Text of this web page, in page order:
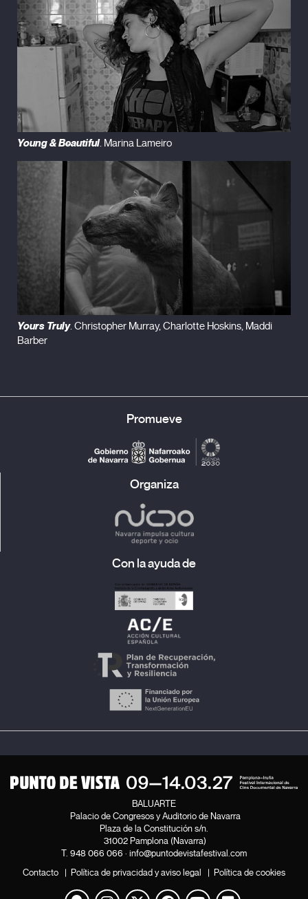
Young & Beautiful. Marina Lameiro
Yours Truly. Christopher Murray, Charlotte Hoskins, Maddi
Barber
Promueve
Organiza
Con la ayuda de
BALUARTE
Palacio de Congresos y Auditorio de Navarra
Plaza de la Constitución s/n.
31002 Pamplona (Navarra)
T. 948 066 066 · info@puntodevistafestival.com
Contacto | Política de privacidad y aviso legal | Política de cookies